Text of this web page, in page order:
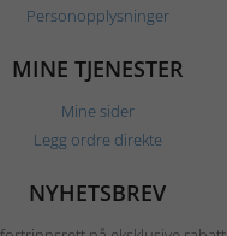
Personopplysninger
MINE TJENESTER
Mine sider
Legg ordre direkte
NYHETSBREV